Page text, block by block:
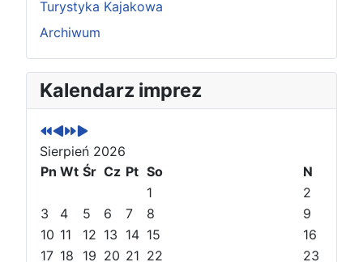
Turystyka Kajakowa
Archiwum
Kalendarz imprez
P
o
p
r
z
e
n
i
r
P
o
p
r
z
e
i
m
N
a
s
t
ę
p
y
r
o
N
a
s
t
ę
p
y
m
Sierpień 2026
Pn Wt Śr Cz Pt So
N
1
2
3
4 5 6 7 8
9
10 11 12 13 14 15
16
17 18 19 20 21 22 23